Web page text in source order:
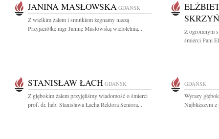
JANINA MASŁOWSKA GDAŃSK
Z wielkim żalem i smutkiem żegnamy naszą
Przyjaciółkę mgr Janinę Masłowską wieloletnią...
Z ogromnym
śmierci Pani
STANISŁAW ŁACH GDAŃSK
Z głębokim żalem przyjęliśmy wiadomość o śmierci
prof. dr. hab. Stanisława Łacha Rektora Seniora...
GDAŃSK
Wyrazy
Najbliższym z